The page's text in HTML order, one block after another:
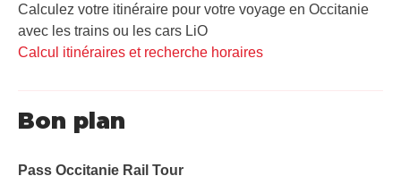
Calculez votre itinéraire pour votre voyage en Occitanie
avec les trains ou les cars LiO
Calcul itinéraires et recherche horaires
Bon plan
Pass Occitanie Rail Tour​